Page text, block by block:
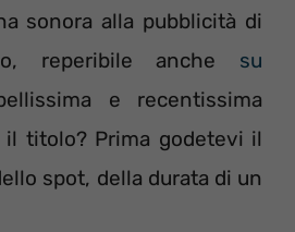
sonora alla pubblicità di
reperibile anche su
e recentissima
il titolo? Prima godetevi il
spot, della durata di un